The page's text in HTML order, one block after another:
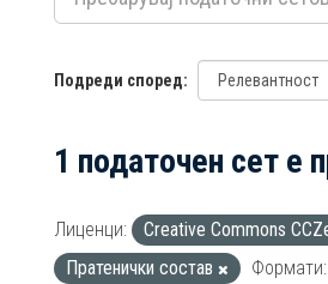
Подреди според
1 податочен сет е
Лиценци: Creative Commons
Пратенички состав
Формати: